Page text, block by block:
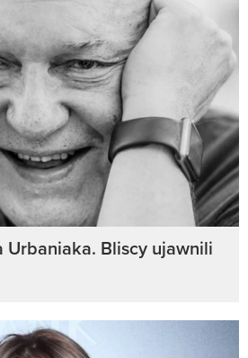
Urbaniaka. Bliscy ujawnili